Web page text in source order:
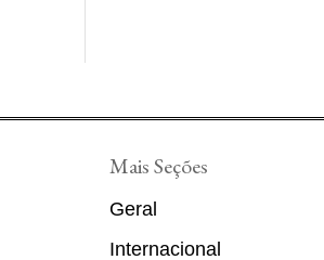
Mais Seções
Geral
Internacional